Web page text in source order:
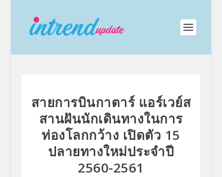
สายการบินกาตาร์ แอร์เวย์ส
สานฝันนักเดินทางในการ
ท่องโลกกว้าง เปิดตัว 15
ปลายทางใหม่ประจำปี
2560-2561